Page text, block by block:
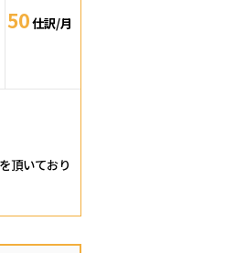
50仕訳/月
頂いており